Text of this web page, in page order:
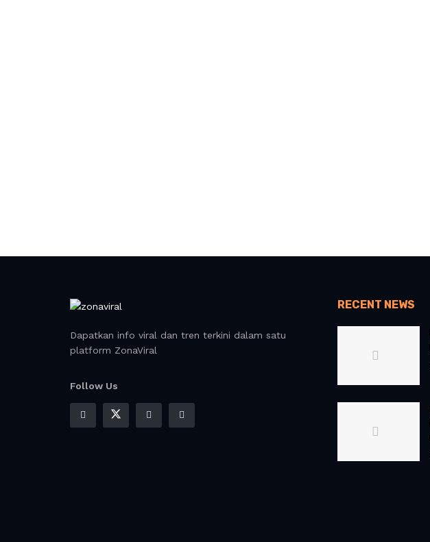
Dapatkan info viral dan tren terkini dalam satu
platform ZonaViral
Follow Us
RECENT NEWS